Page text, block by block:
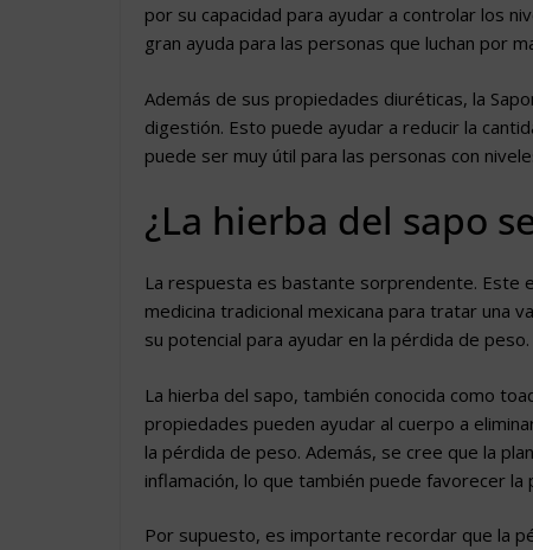
por su capacidad para ayudar a controlar los
gran ayuda para las personas que luchan por
Además de sus propiedades diuréticas, la
digestión. Esto puede ayudar a reducir la
puede ser muy útil para las personas con
¿La hierba del sapo
La respuesta es bastante sorprendente. Este
medicina tradicional mexicana para tratar una
su potencial para ayudar en la pérdida de peso.
La hierba del sapo, también conocida como
propiedades pueden ayudar al cuerpo a
la pérdida de peso. Además, se cree que la
inflamación, lo que también puede favorecer la
Por supuesto, es importante recordar que la